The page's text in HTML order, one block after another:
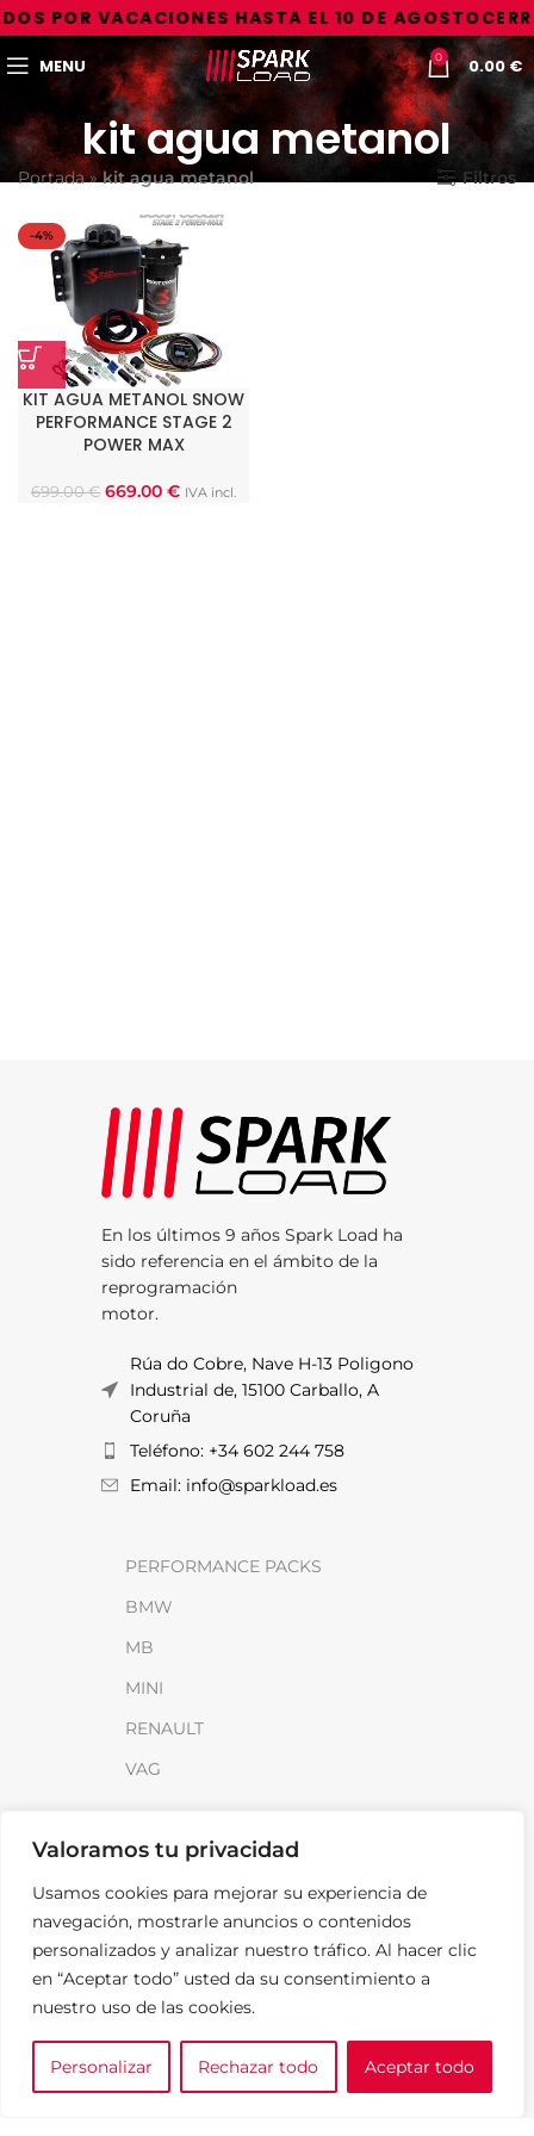
Valoramos tu privacidad
Usamos cookies para mejorar su experiencia de
navegación, mostrarle anuncios o contenidos
personalizados y analizar nuestro tráfico. Al hacer clic
en “Aceptar todo” usted da su consentimiento a
nuestro uso de las cookies.
Personalizar Rechazar todo Aceptar todo
POR VACACIONES HASTA EL 10 DE AGOSTO
MENU 0 0.00€
kit agua metanol
Portada»kit agua metanol Filtros
-4%
KIT AGUA METANOL SNOW
PERFORMANCE STAGE 2
POWER MAX
699.00€ 669.00 € IVA incl.
En los últimos 9 años Spark Load ha
sido referencia en el ámbito de la
reprogramación
motor.
Rúa do Cobre, Nave H-13 Poligono
Industrial de, 15100 Carballo, A
Coruña
Teléfono: +34 602 244 758
Email: info@sparkload.es
PERFORMANCE PACKS
BMW
MB
MINI
RENAULT
VAG
Distribuidores
FAQ
Contacto
Noticias
LEGAL
0